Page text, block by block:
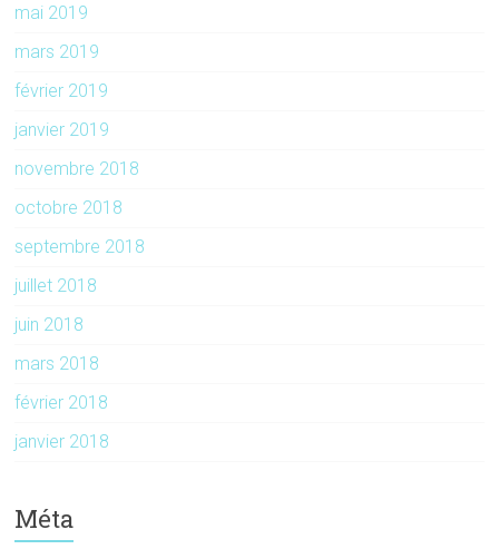
mai 2019
mars 2019
février 2019
janvier 2019
novembre 2018
octobre 2018
septembre 2018
juillet 2018
juin 2018
mars 2018
février 2018
janvier 2018
Méta